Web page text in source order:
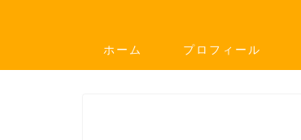
ホーム プロフィール